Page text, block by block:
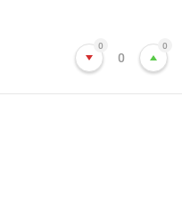
0
0
0